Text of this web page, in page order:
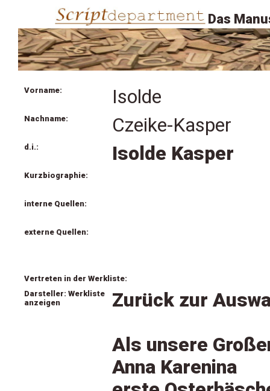
Das
Vorname: Isolde
Nachname: Czeike-Kasper
d.i.: Isolde Kasper
Kurzbiographie:
interne Quellen:
externe Quellen:
Vertreten in der Werkliste:
Darsteller: Werkliste
anzeigen
Zurück zur
Als unsere
Anna Karenina